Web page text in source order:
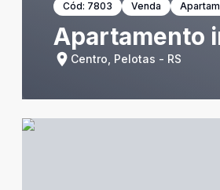
Cód: 7803 Venda
Apartamento
Centro, Pelotas - RS